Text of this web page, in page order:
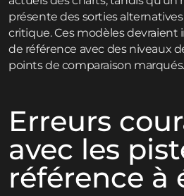
présente des sorties
critique. Ces modèles devraient
de référence avec des niveaux
points de comparaison marqués.
Erreurs
avec les
référence à